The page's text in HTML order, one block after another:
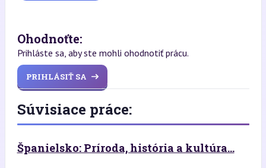
Ohodnoťte:
Prihláste sa, aby ste mohli ohodnotiť prácu.
PRIHLÁSIŤ SA
Súvisiace práce:
Španielsko: Príroda, história a kultúra...